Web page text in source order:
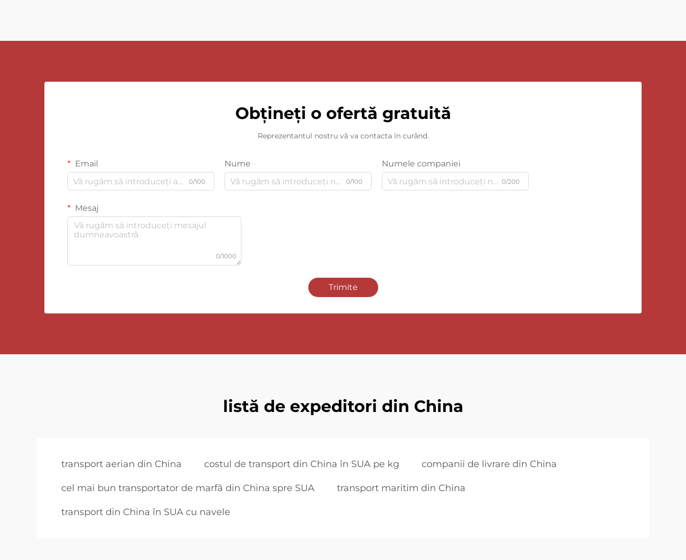
Obțineți o ofertă gratuită
Reprezentantul nostru vă va contacta în curând.
Email
0/100
Nume
0/100
Numele companiei
0/200
Mesaj
0/1000
Trimite
listă de expeditori din China
transport aerian din China costul de transport din China în SUA pe kg companii de livrare din China
cel mai bun transportator de marfă din China spre SUA transport maritim din China
transport din China în SUA cu navele